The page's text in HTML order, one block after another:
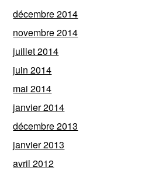
décembre 2014
novembre 2014
juillet 2014
juin 2014
mai 2014
janvier 2014
décembre 2013
janvier 2013
avril 2012